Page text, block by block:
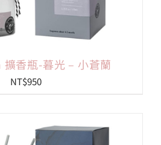
香瓶-暮光 – 小蒼蘭
NT$950